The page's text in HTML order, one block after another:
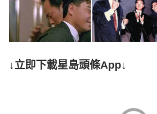
↓立即下載星島頭條App↓